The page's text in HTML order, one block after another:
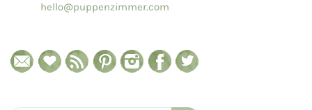
hello@puppenzimmer.com